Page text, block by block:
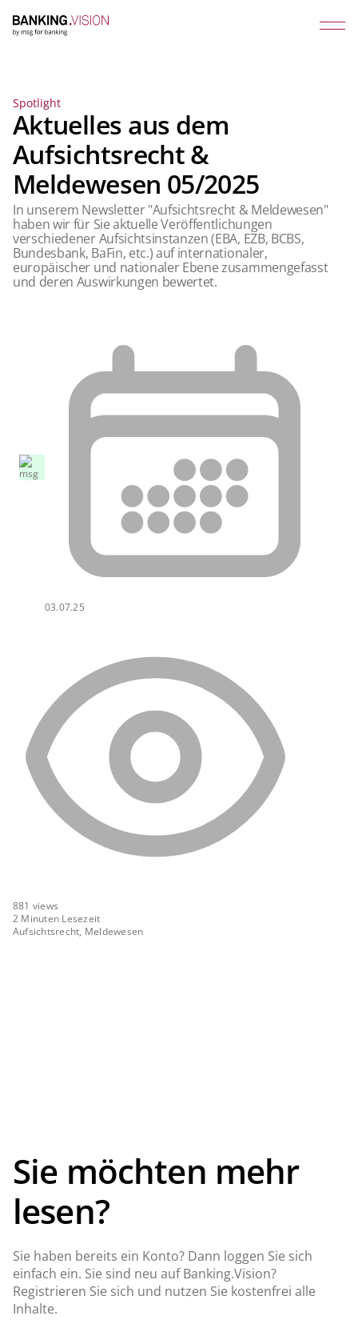
Spotlight
Aktuelles aus dem
Aufsichtsrecht &
Meldewesen 05/2025
In unserem Newsletter "Aufsichtsrecht & Meldewesen"
haben wir für Sie aktuelle Veröffentlichungen
verschiedener Aufsichtsinstanzen (EBA, EZB, BCBS,
Bundesbank, BaFin, etc.) auf internationaler,
europäischer und nationaler Ebene zusammengefasst
und deren Auswirkungen bewertet.
03.07.25
881 views
2 Minuten Lesezeit
Aufsichtsrecht, Meldewesen
Sie möchten mehr
lesen?
Sie haben bereits ein Konto? Dann loggen Sie sich
einfach ein. Sie sind neu auf Banking.Vision?
Registrieren Sie sich und nutzen Sie kostenfrei alle
Inhalte.